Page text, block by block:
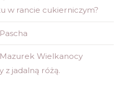
w rancie cukierniczym?
Wielkanocy
z jadalną różą.